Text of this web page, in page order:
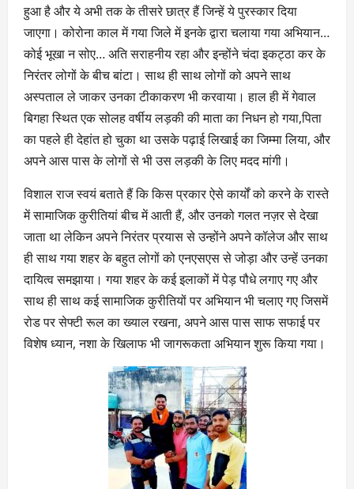
हुआ है और ये अभी तक के तीसरे छात्र हैं जिन्हें ये पुरस्कार दिया
जाएगा। कोरोना काल में गया जिले में इनके द्वारा चलाया गया अभियान…
कोई भूखा न सोए… अति सराहनीय रहा और इन्होंने चंदा इकट्ठा कर के
निरंतर लोगों के बीच बांटा। साथ ही साथ लोगों को अपने साथ
अस्पताल ले जाकर उनका टीकाकरण भी करवाया। हाल ही में गेवाल
बिगहा स्थित एक सोलह वर्षीय लड़की की माता का निधन हो गया,पिता
का पहले ही देहांत हो चुका था उसके पढ़ाई लिखाई का जिम्मा लिया, और
अपने आस पास के लोगों से भी उस लड़की के लिए मदद मांगी।
विशाल राज स्वयं बताते हैं कि किस प्रकार ऐसे कार्यों को करने के रास्ते
में सामाजिक कुरीतियां बीच में आती हैं, और उनको गलत नज़र से देखा
जाता था लेकिन अपने निरंतर प्रयास से उन्होंने अपने कॉलेज और साथ
ही साथ गया शहर के बहुत लोगों को एनएसएस से जोड़ा और उन्हें उनका
दायित्व समझाया। गया शहर के कई इलाकों में पेड़ पौधे लगाए गए और
साथ ही साथ कई सामाजिक कुरीतियों पर अभियान भी चलाए गए जिसमें
रोड पर सेफ्टी रूल का ख्याल रखना, अपने आस पास साफ सफाई पर
विशेष ध्यान, नशा के खिलाफ भी जागरूकता अभियान शुरू किया गया।